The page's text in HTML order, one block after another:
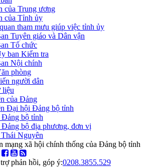
của Trung ương
của Tỉnh ủy
tham mưu giúp việc tỉnh ủy
Tuyên giáo và Dân vận
Tổ chức
ban Kiểm tra
Nội chính
phòng
người dân
liệu
của Đảng
Đại hội Đảng bộ tỉnh
bộ tỉnh
bộ địa phương, đơn vị
Nguyên
mạng xã hội chính thống của Đảng bộ tỉnh
phản hồi, góp ý:0208.3855.529